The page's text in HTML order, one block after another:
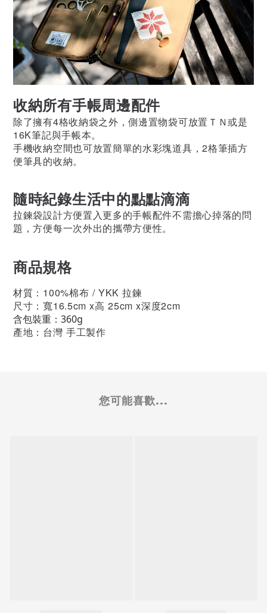
收納所有手帳周邊配件
除了擁有4格收納袋之外，側邊置物袋可放置ＴＮ或是
16K筆記與手帳本。
手機收納空間也可放置簡單的水彩塊道具，2格筆插方
便筆具的收納。
隨時紀錄生活中的點點滴滴
拉鍊袋設計方便置入更多的手帳配件不需擔心掉落的問
題，方便每一次外出的攜帶方便性。
商品規格
材質： 100%棉布 / YKK 拉鍊
尺寸：寬16.5cm x高 25cm x深度2cm
含包裝重：360g
產地 ： 台灣 手工製作
您可能喜歡...